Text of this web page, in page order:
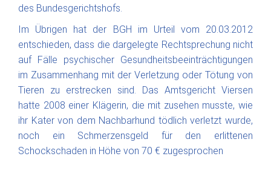
des Bundesgerichtshofs.
Im Übrigen hat der BGH im Urteil vom 20.03.2012
entschieden, dass die dargelegte Rechtsprechung nicht
auf Fälle psychischer Gesundheitsbeeinträchtigungen
im Zusammenhang mit der Verletzung oder Tötung von
Tieren zu erstrecken sind. Das Amtsgericht Viersen
hatte 2008 einer Klägerin, die mit zusehen musste, wie
ihr Kater von dem Nachbarhund tödlich verletzt wurde,
noch ein Schmerzensgeld für den erlittenen
Schockschaden in Höhe von 70 € zugesprochen